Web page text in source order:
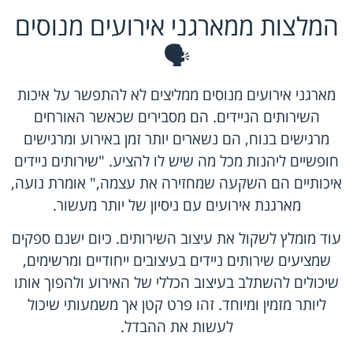
המלצות ממארגני אירועים מנוסים
🗣️
מארגני אירועים מנוסים ממליצים לא להתפשר על איכות
השירותים הניידים. הם מסבירים שכאשר האורחים
מרגישים בנוח, הם נשארים יותר זמן באירוע ומרגישים
חופשיים ליהנות מכל מה שיש לו להציע. "שירותים ניידים
איכותיים הם השקעה שמחזירה את עצמה," אומרת נועה,
מארגנת אירועים עם ניסיון של יותר מעשור.
עוד מומלץ לשקול את עיצוב השירותים. כיום ישנם ספקים
שמציעים שירותים ניידים בעיצובים ייחודיים ומרשימים,
שיכולים להשתלב בעיצוב הכללי של האירוע ולהפוך אותו
ליותר מזמין ומיוחד. זהו פרט קטן אך משמעותי שיכול
לעשות את ההבדל.